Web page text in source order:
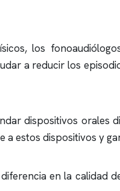
los
a reducir los
dispositivos
estos dispositivos y
en la calidad